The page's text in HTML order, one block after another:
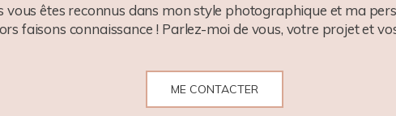
vous êtes reconnus dans mon style photographique et ma
faisons connaissance ! Parlez-moi de vous, votre projet et
ME CONTACTER